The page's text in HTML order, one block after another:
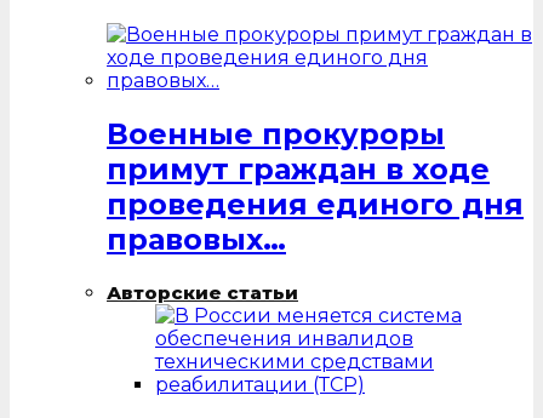
Военные прокуроры
примут граждан в ходе
проведения единого дня
правовых…
Авторские статьи